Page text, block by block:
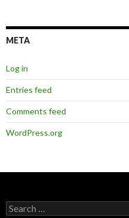
META
Log in
Entries feed
Comments feed
WordPress.org
Search